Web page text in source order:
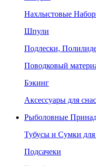
Нахлыстовые
Шпули
Подлески,
Поводковый
Бэкинг
Аксессуары для
Рыболовные
Тубусы и Сумки
Подсачеки